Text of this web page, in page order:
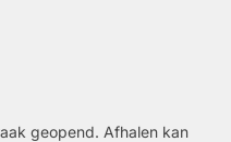
geopend. Afhalen kan